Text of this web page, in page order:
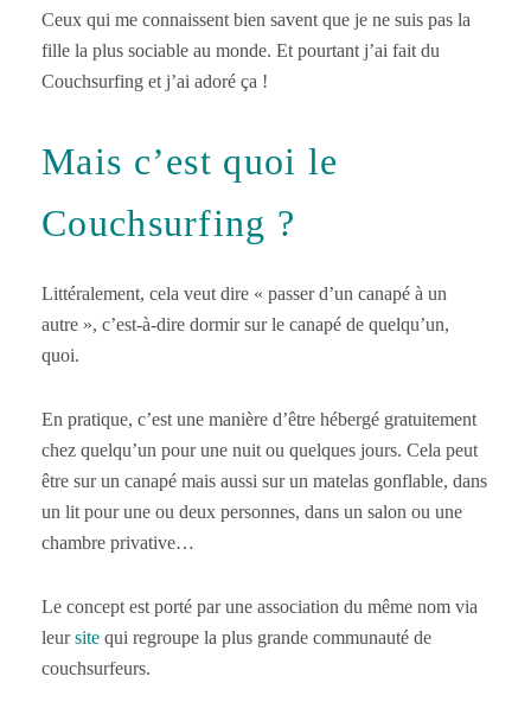
Ceux qui me connaissent bien savent que je ne suis pas la
fille la plus sociable au monde. Et pourtant j’ai fait du
Couchsurfing et j’ai adoré ça !
Mais c’est quoi le
Couchsurfing ?
Littéralement, cela veut dire « passer d’un canapé à un
autre », c’est-à-dire dormir sur le canapé de quelqu’un,
quoi.
En pratique, c’est une manière d’être hébergé gratuitement
chez quelqu’un pour une nuit ou quelques jours. Cela peut
être sur un canapé mais aussi sur un matelas gonflable, dans
un lit pour une ou deux personnes, dans un salon ou une
chambre privative…
Le concept est porté par une association du même nom via
leursite qui regroupe la plus grande communauté de
couchsurfeurs.